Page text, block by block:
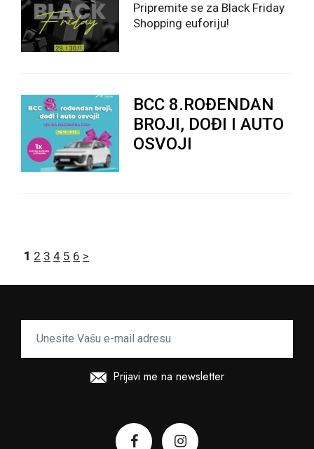
Pripremite se za Black Friday
Shopping euforiju!
BCC 8.ROĐENDAN
BROJI, DOĐI I AUTO
OSVOJI
1 2 3 4 5 6 >
Prijavi me na newsletter